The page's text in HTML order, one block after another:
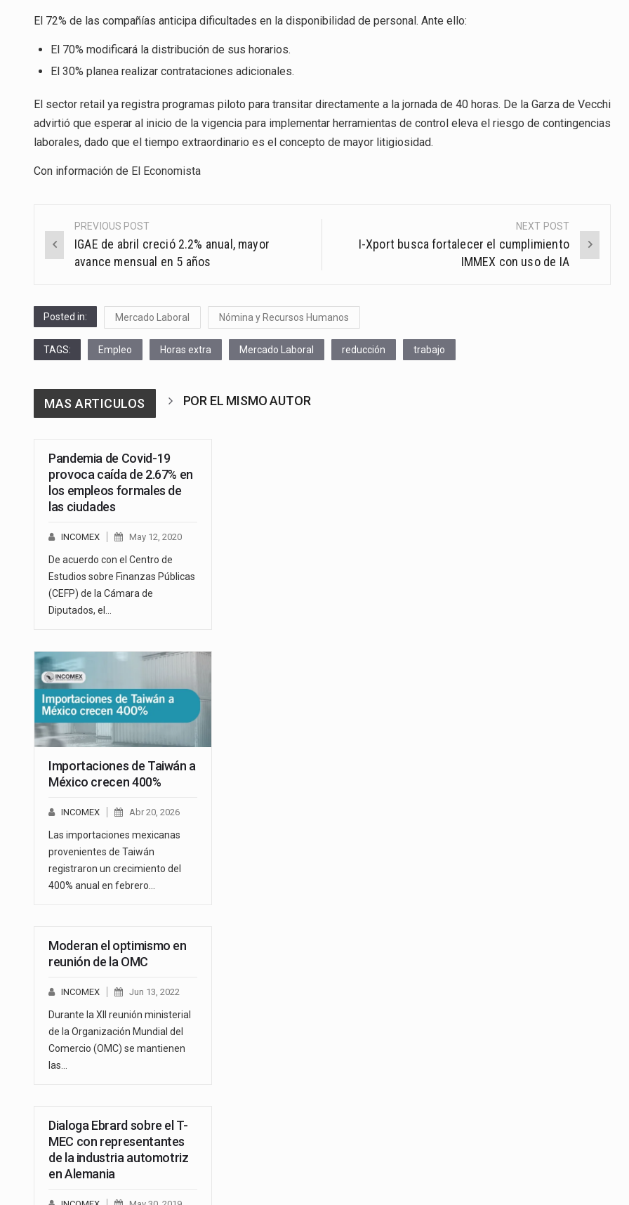
El 72% de las compañías anticipa dificultades en la disponibilidad de personal. Ante ello:
El 70% modificará la distribución de sus horarios.
El 30% planea realizar contrataciones adicionales.
El sector retail ya registra programas piloto para transitar directamente a la jornada de 40 horas. De la Garza de Vecchi
advirtió que esperar al inicio de la vigencia para implementar herramientas de control eleva el riesgo de contingencias
laborales, dado que el tiempo extraordinario es el concepto de mayor litigiosidad.
Con información de El Economista
Post
navigation
PREVIOUS POST
IGAE de abril creció 2.2% anual, mayor
avance mensual en 5 años
NEXT POST
I-Xport busca fortalecer el cumplimiento
IMMEX con uso de IA
Posted in: Mercado Laboral Nómina y Recursos Humanos
TAGS: Empleo Horas extra Mercado Laboral reducción trabajo
MAS ARTICULOS POR EL MISMO AUTOR
Pandemia de Covid-19
provoca caída de 2.67% en
los empleos formales de
las ciudades
INCOMEX May 12, 2020
De acuerdo con el Centro de
Estudios sobre Finanzas Públicas
(CEFP) de la Cámara de
Diputados, el…
Importaciones de Taiwán a
México crecen 400%
INCOMEX Abr 20, 2026
Las importaciones mexicanas
provenientes de Taiwán
registraron un crecimiento del
400% anual en febrero…
Moderan el optimismo en
reunión de la OMC
INCOMEX Jun 13, 2022
Durante la XII reunión ministerial
de la Organización Mundial del
Comercio (OMC) se mantienen
las…
Dialoga Ebrard sobre el T-
MEC con representantes
de la industria automotriz
en Alemania